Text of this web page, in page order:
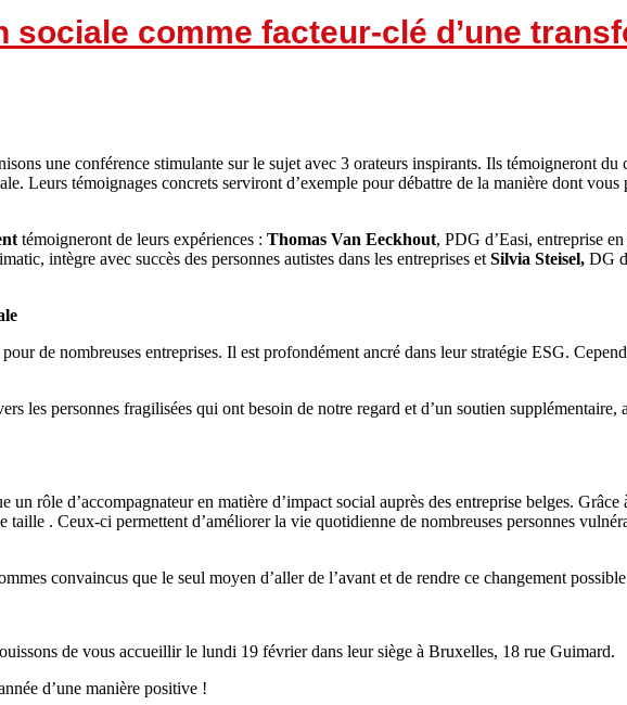
sociale comme facteur-clé d’une
une conférence stimulante sur le sujet avec 3 orateurs inspirants. Ils témoigneront
Leurs témoignages concrets serviront d’exemple pour débattre de la manière dont
témoigneront de leurs expériences : Thomas Van Eeckhout, PDG d’Easi, entreprise
intègre avec succès des personnes autistes dans les entreprises et Silvia Steisel, DG
de nombreuses entreprises. Il est profondément ancré dans leur stratégie ESG.
les personnes fragilisées qui ont besoin de notre regard et d’un soutien
rôle d’accompagnateur en matière d’impact social auprès des entreprise belges.
taille . Ceux-ci permettent d’améliorer la vie quotidienne de nombreuses personnes
convaincus que le seul moyen d’aller de l’avant et de rendre ce changement
de vous accueillir le lundi 19 février dans leur siège à Bruxelles, 18 rue Guimard.
d’une manière positive !